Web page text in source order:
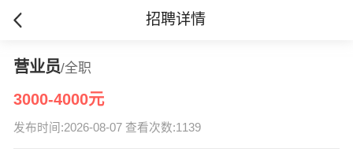
招聘详情
营业员/全职
3000-4000元
发布时间:2026-08-07 查看次数:1139